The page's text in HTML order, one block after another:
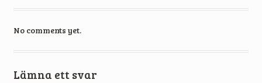
No comments yet.
Lämna ett svar